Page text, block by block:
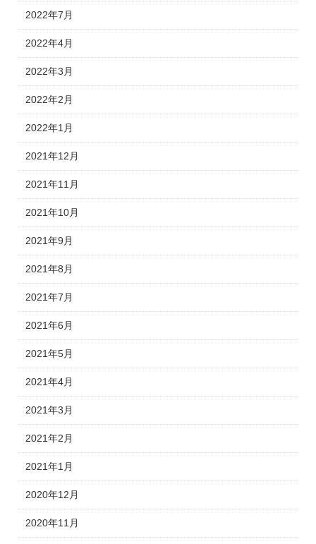
2022年7月
2022年4月
2022年3月
2022年2月
2022年1月
2021年12月
2021年11月
2021年10月
2021年9月
2021年8月
2021年7月
2021年6月
2021年5月
2021年4月
2021年3月
2021年2月
2021年1月
2020年12月
2020年11月